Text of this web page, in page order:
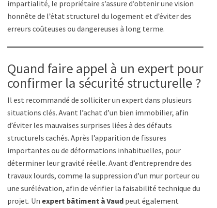
impartialité, le propriétaire s’assure d’obtenir une vision
honnête de l’état structurel du logement et d’éviter des
erreurs coûteuses ou dangereuses à long terme.
Quand faire appel à un expert pour
confirmer la sécurité structurelle ?
Il est recommandé de solliciter un expert dans plusieurs
situations clés. Avant l’achat d’un bien immobilier, afin
d’éviter les mauvaises surprises liées à des défauts
structurels cachés. Après l’apparition de fissures
importantes ou de déformations inhabituelles, pour
déterminer leur gravité réelle. Avant d’entreprendre des
travaux lourds, comme la suppression d’un mur porteur ou
une surélévation, afin de vérifier la faisabilité technique du
projet. Un expert bâtiment à Vaud peut également